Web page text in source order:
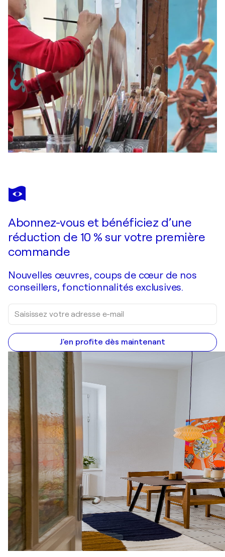
Abonnez-vous et bénéficiez d’une
réduction de 10 % sur votre première
commande
Nouvelles œuvres, coups de cœur de nos
conseillers, fonctionnalités exclusives.
J'en profite dès maintenant